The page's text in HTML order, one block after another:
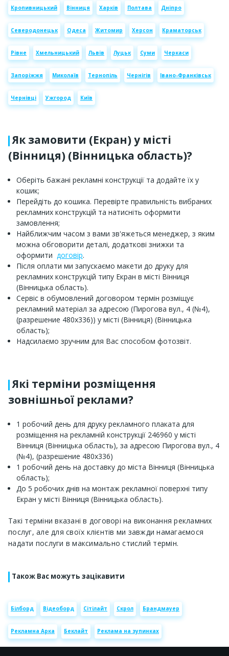
Кропивницький Вінниця Харків Полтава Дніпро
Северодонецьк Одеса Житомир Херсон Краматорськ
Рівне Хмельницький Львів Луцьк Суми Черкаси
Запоріжжя Миколаїв Тернопіль Чернігів Івано-Франківськ
Чернівці Ужгород Київ
Як замовити (Екран) у місті
(Вінниця) (Вінницька область)?
Оберіть бажані рекламні конструкції та додайте їх у
кошик;
Перейдіть до кошика. Перевірте правильність вибраних
рекламних конструкцій та натисніть оформити
замовлення;
Найближчим часом з вами зв'яжеться менеджер, з яким
можна обговорити деталі, додаткові знижки та
оформити договір.
Після оплати ми запускаємо макети до друку для
рекламних конструкцій типу Екран в місті Вінниця
(Вінницька область).
Сервіс в обумовлений договором термін розміщує
рекламний матеріал за адресою (Пирогова вул., 4 (№4),
(разрешение 480х336)) у місті (Вінниця) (Вінницька
область);
Надсилаємо зручним для Вас способом фотозвіт.
Які терміни розміщення
зовнішньої реклами?
1 робочий день для друку рекламного плаката для
розміщення на рекламній конструкції 246960 у місті
Вінниця (Вінницька область), за адресою Пирогова вул., 4
(№4), (разрешение 480х336)
1 робочий день на доставку до міста Вінниця (Вінницька
область);
До 5 робочих днів на монтаж рекламної поверхні типу
Екран у місті Вінниця (Вінницька область).
Такі терміни вказані в договорі на виконання рекламних
послуг, але для своїх клієнтів ми завжди намагаємося
надати послуги в максимально стислий термін.
Також Вас можуть зацікавити
Білборд Відеоборд Сітілайт Скрол Брандмауер
Рекламна Арка Беклайт Реклама на зупинках